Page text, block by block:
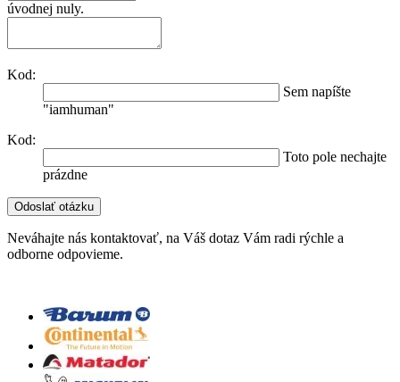
úvodnej nuly.
Kod:
Sem napíšte
"iamhuman"
Kod:
Toto pole nechajte
prázdne
Neváhajte nás kontaktovať, na Váš dotaz Vám radi rýchle a
odborne odpovieme.